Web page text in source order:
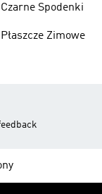
Czarne Spodenki
Płaszcze Zimowe